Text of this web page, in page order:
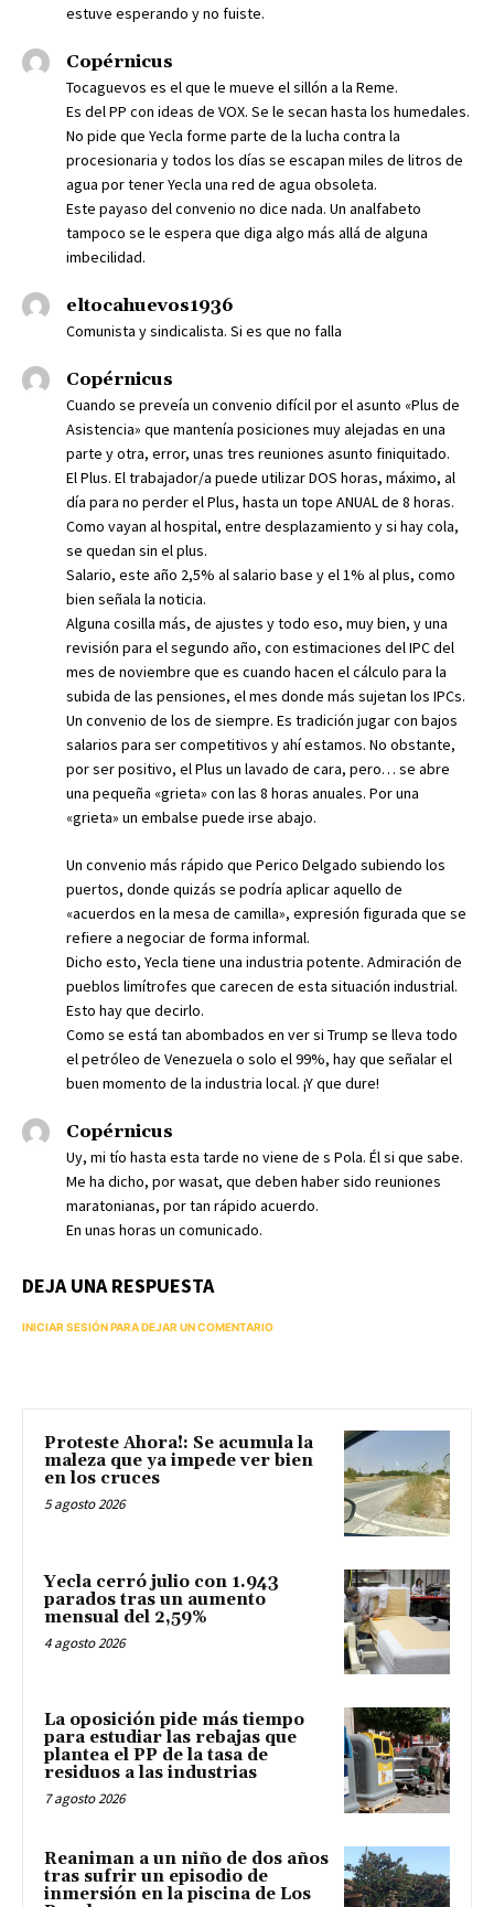
estuve esperando y no fuiste.
Copérnicus
Tocaguevos es el que le mueve el sillón a la Reme.
Es del PP con ideas de VOX. Se le secan hasta los humedales.
No pide que Yecla forme parte de la lucha contra la
procesionaria y todos los días se escapan miles de litros de
agua por tener Yecla una red de agua obsoleta.
Este payaso del convenio no dice nada. Un analfabeto
tampoco se le espera que diga algo más allá de alguna
imbecilidad.
eltocahuevos1936
Comunista y sindicalista. Si es que no falla
Copérnicus
Cuando se preveía un convenio difícil por el asunto «Plus de
Asistencia» que mantenía posiciones muy alejadas en una
parte y otra, error, unas tres reuniones asunto finiquitado.
El Plus. El trabajador/a puede utilizar DOS horas, máximo, al
día para no perder el Plus, hasta un tope ANUAL de 8 horas.
Como vayan al hospital, entre desplazamiento y si hay cola,
se quedan sin el plus.
Salario, este año 2,5% al salario base y el 1% al plus, como
bien señala la noticia.
Alguna cosilla más, de ajustes y todo eso, muy bien, y una
revisión para el segundo año, con estimaciones del IPC del
mes de noviembre que es cuando hacen el cálculo para la
subida de las pensiones, el mes donde más sujetan los IPCs.
Un convenio de los de siempre. Es tradición jugar con bajos
salarios para ser competitivos y ahí estamos. No obstante,
por ser positivo, el Plus un lavado de cara, pero… se abre
una pequeña «grieta» con las 8 horas anuales. Por una
«grieta» un embalse puede irse abajo.
Un convenio más rápido que Perico Delgado subiendo los
puertos, donde quizás se podría aplicar aquello de
«acuerdos en la mesa de camilla», expresión figurada que se
refiere a negociar de forma informal.
Dicho esto, Yecla tiene una industria potente. Admiración de
pueblos limítrofes que carecen de esta situación industrial.
Esto hay que decirlo.
Como se está tan abombados en ver si Trump se lleva todo
el petróleo de Venezuela o solo el 99%, hay que señalar el
buen momento de la industria local. ¡Y que dure!
Copérnicus
Uy, mi tío hasta esta tarde no viene de s Pola. Él si que sabe.
Me ha dicho, por wasat, que deben haber sido reuniones
maratonianas, por tan rápido acuerdo.
En unas horas un comunicado.
DEJA UNA RESPUESTA
INICIAR SESIÓN PARA DEJAR UN COMENTARIO
Proteste Ahora!: Se acumula la
maleza que ya impede ver bien
en los cruces
5 agosto 2026
Yecla cerró julio con 1.943
parados tras un aumento
mensual del 2,59%
4 agosto 2026
La oposición pide más tiempo
para estudiar las rebajas que
plantea el PP de la tasa de
residuos a las industrias
7 agosto 2026
Reaniman a un niño de dos años
tras sufrir un episodio de
inmersión en la piscina de Los